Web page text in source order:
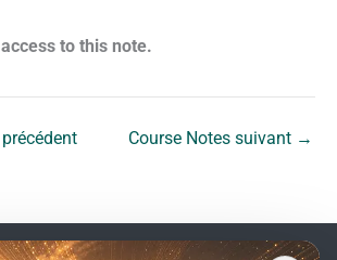
to this note.
Course Notes suivant →